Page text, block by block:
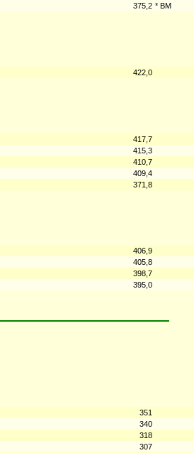
375,2 * BM
422,0
417,7
415,3
410,7
409,4
371,8
406,9
405,8
398,7
395,0
351
340
318
307